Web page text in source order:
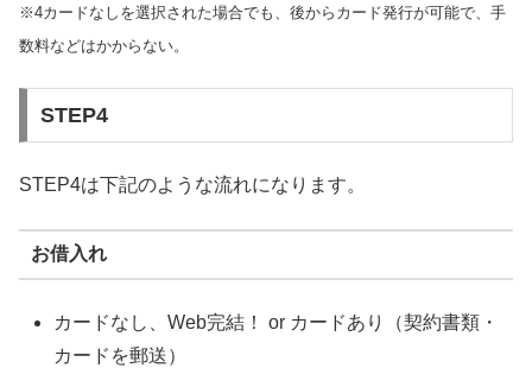
※4カードなしを選択された場合でも、後からカード発行が可能で、手
数料などはかからない。
STEP4
STEP4は下記のような流れになります。
お借入れ
カードなし、Web完結！ or カードあり（契約書類・
カードを郵送）